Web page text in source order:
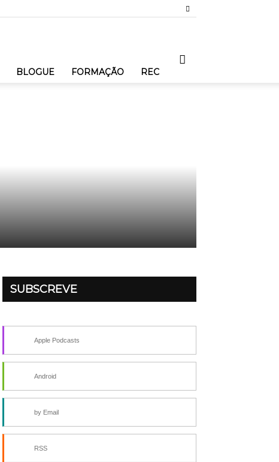
BLOGUE FORMAÇÃO REC
SUBSCREVE
Apple Podcasts
Android
by Email
RSS